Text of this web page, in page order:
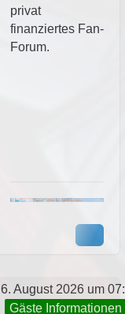
privat
finanziertes Fan-
Forum.
6. August 2026 um
Gäste Informationen